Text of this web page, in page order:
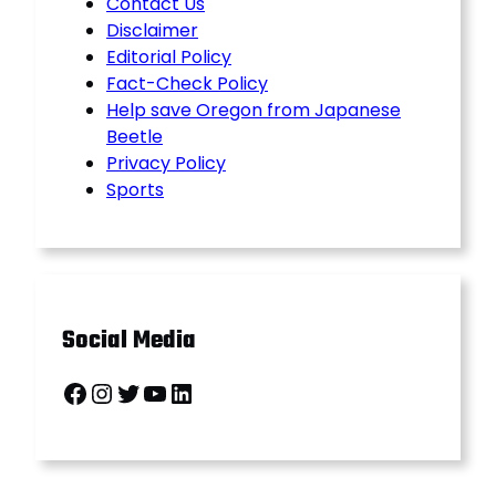
Disclaimer
Editorial Policy
Fact-Check Policy
Help save Oregon from Japanese
Beetle
Privacy Policy
Sports
Social Media
Facebook InstagramTwitter YouTube LinkedIn